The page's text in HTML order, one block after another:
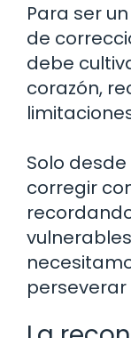
Para ser
de
debe
corazón,
Solo
corregir
perseverar